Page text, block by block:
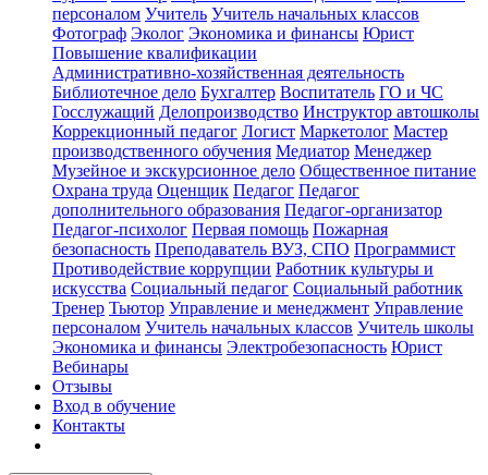
персоналом Учитель Учитель начальных классов
Фотограф Эколог Экономика и финансы Юрист
Повышение квалификации
Административно-хозяйственная деятельность
Библиотечное дело Бухгалтер Воспитатель ГО и ЧС
Госслужащий Делопроизводство Инструктор автошколы
Коррекционный педагог Логист Маркетолог Мастер
производственного обучения Медиатор Менеджер
Музейное и экскурсионное дело Общественное питание
Охрана труда Оценщик Педагог Педагог
дополнительного образования Педагог-организатор
Педагог-психолог Первая помощь Пожарная
безопасность Преподаватель ВУЗ, СПО Программист
Противодействие коррупции Работник культуры и
искусства Социальный педагог Социальный работник
Тренер Тьютор Управление и менеджмент Управление
персоналом Учитель начальных классов Учитель школы
Экономика и финансы Электробезопасность Юрист
Вебинары
Отзывы
Вход в обучение
Контакты